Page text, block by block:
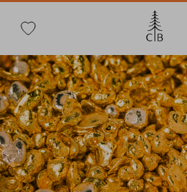
Direkt
zum
Inhalt
Land